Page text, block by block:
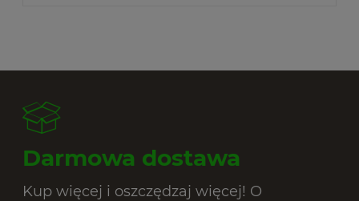
Darmowa dostawa
Kup więcej i oszczędzaj więcej! O